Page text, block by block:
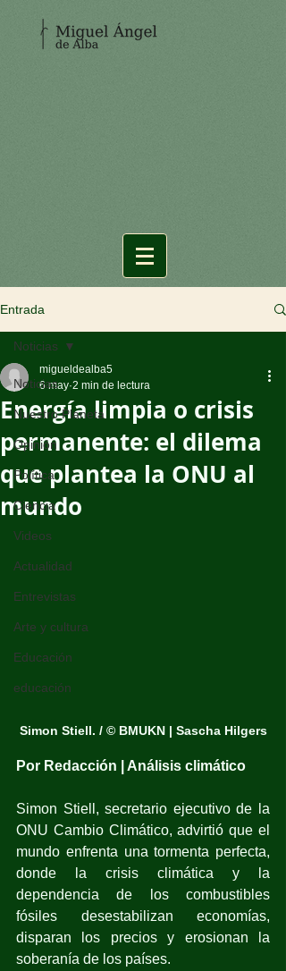
Entrada
Noticias
Nuestro Planeta
Opinión
Política
Ciencia
Videos
Actualidad
Entrevistas
Arte y cultura
Educación
educación
Noticias
Energía limpia o crisis
permanente: el dilema
que plantea la ONU al
mundo
migueldealba5
6 may 2 min de lectura
Simon Stiell. / © BMUKN | Sascha Hilgers
Por Redacción | Análisis climático
Simon Stiell, secretario ejecutivo de la
ONU Cambio Climático, advirtió que el
mundo enfrenta una tormenta perfecta,
donde la crisis climática y la
dependencia de los combustibles
fósiles desestabilizan economías,
disparan los precios y erosionan la
soberanía de los países.